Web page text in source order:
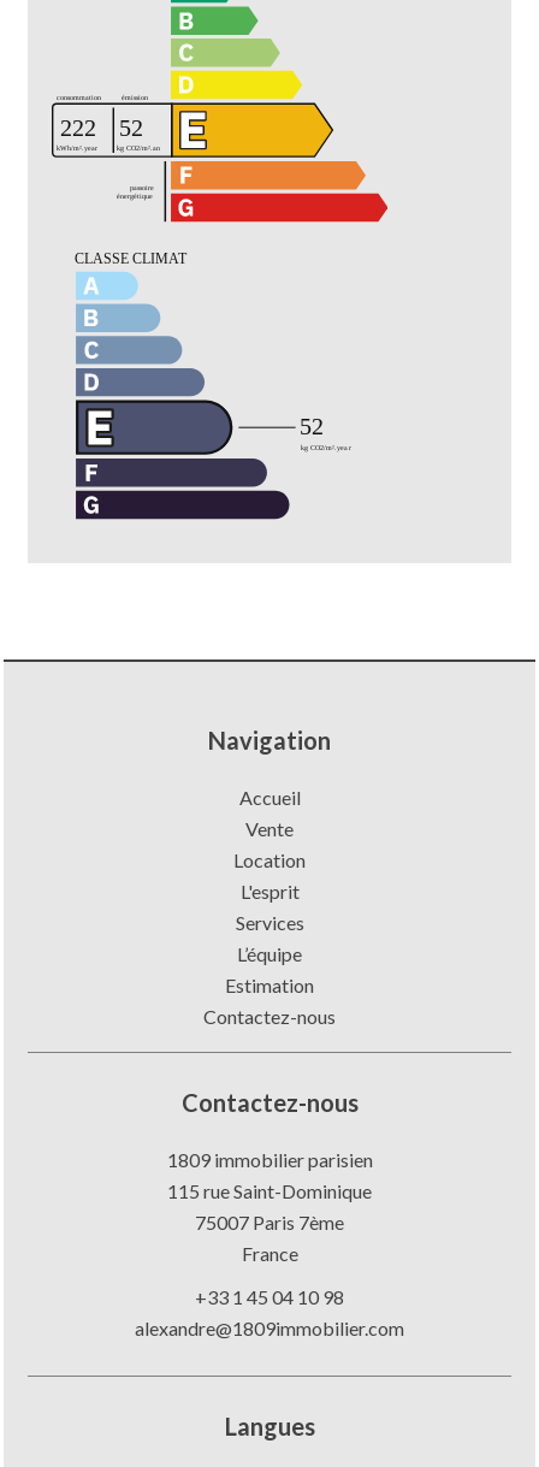
Navigation
Accueil
Vente
Location
L'esprit
Services
L’équipe
Estimation
Contactez-nous
Contactez-nous
1809 immobilier parisien
115 rue Saint-Dominique
75007 Paris 7ème
France
+33 1 45 04 10 98
alexandre@1809immobilier.com
Langues